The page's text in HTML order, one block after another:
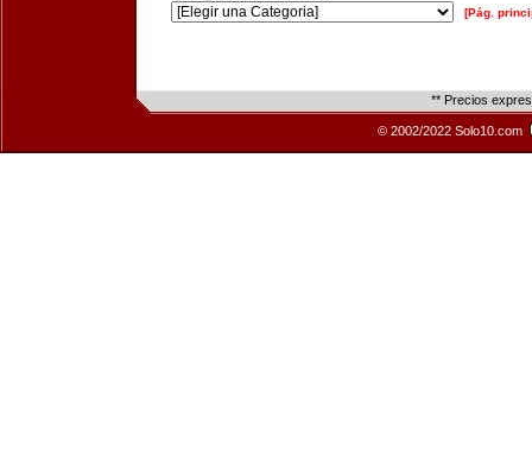
[Pág.
** Precios
© 2002/2022 Solo10.com